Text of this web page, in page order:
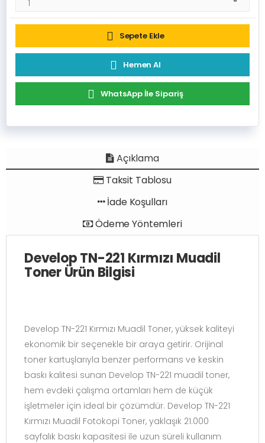
Sepete Ekle
Hemen Al
WhatsApp İle Sipariş
Açıklama
Taksit Tablosu
İade Koşulları
Ödeme Yöntemleri
Develop TN-221 Kırmızı Muadil
Toner Ürün Bilgisi
Develop TN-221 Kırmızı Muadil Toner, yüksek kaliteyi
ekonomik bir seçenekle bir araya getirir. Orijinal
toner kartuşlarıyla benzer performans ve keskin
baskı kalitesi sunan Develop TN-221 muadil toner,
hem evdeki çalışma ortamları hem de küçük
işletmeler için ideal bir çözümdür. Develop TN-221
Kırmızı Muadil Fotokopi Toner, yaklaşık 21.000
sayfalık baskı kapasitesi ile uzun süreli kullanım